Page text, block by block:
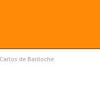
de Bariloche.